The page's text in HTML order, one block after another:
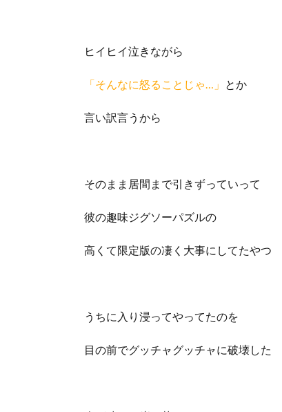
ヒイヒイ泣きながら
「そんなに怒ることじゃ…」 とか
言い訳言うから
そのまま居間まで引きずっていって
彼の趣味ジグソーパズルの
高くて限定版の凄く大事にしてたやつ
うちに入り浸ってやってたのを
目の前でグッチャグッチャに破壊した